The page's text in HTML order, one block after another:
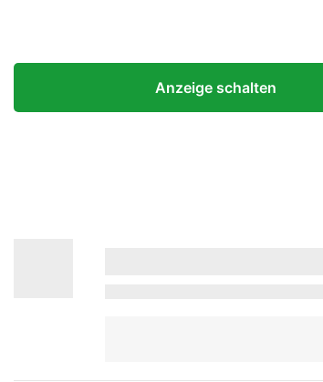
Anzeige schalten